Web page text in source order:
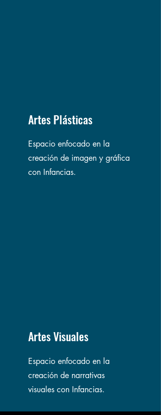
Artes Plásticas
Espacio enfocado en la
creación de imagen y gráfica
con Infancias.
Artes Visuales
Espacio enfocado en la
creación de narrativas
visuales con Infancias.